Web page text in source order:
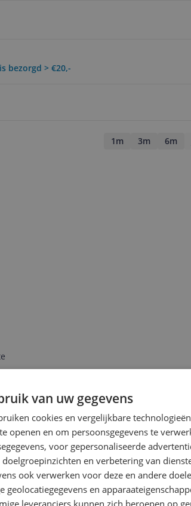
bezorgd > €20,-
1m 3m 6m
Reviews
Er zijn nog
Heb jij dit
met het
een review
van uw gegevens
cookies en vergelijkbare
openen en om persoonsgegevens te
voor gepersonaliseerde
en verbetering van
ook verwerken voor deze en andere
geolocatiegegevens en
leveranciers kunnen zich beroepen op